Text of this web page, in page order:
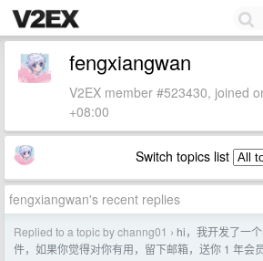
fengxiangwan
V2EX member #523430, joined
+08:00
Switch topics list
fengxiangwan's recent replies
Replied to a topic by channg01 › hi，我开发了一
件，如果你觉得对你有用，留下邮箱，送你 1 年会